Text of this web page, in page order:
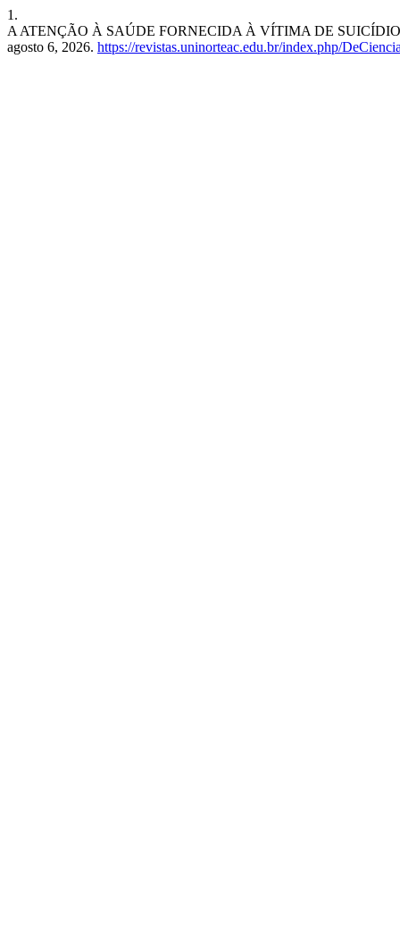
1.
A ATENÇÃO À SAÚDE FORNECIDA À VÍTIMA DE
agosto 6, 2026. https://revistas.uninorteac.edu.br/index.php/